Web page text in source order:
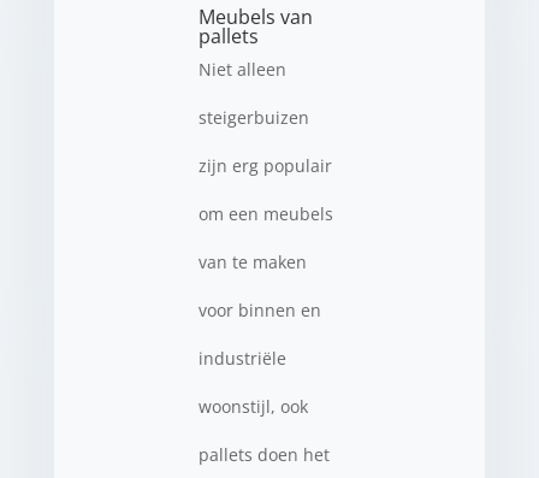
Meubels van
pallets
Niet alleen
steigerbuizen
zijn erg populair
om een meubels
van te maken
voor binnen en
industriële
woonstijl, ook
pallets doen het